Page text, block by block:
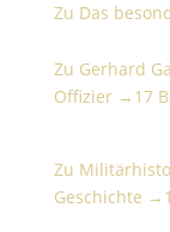
Zu Das
Zu Gerhard
Offizier → 17
Zu
Geschichte →